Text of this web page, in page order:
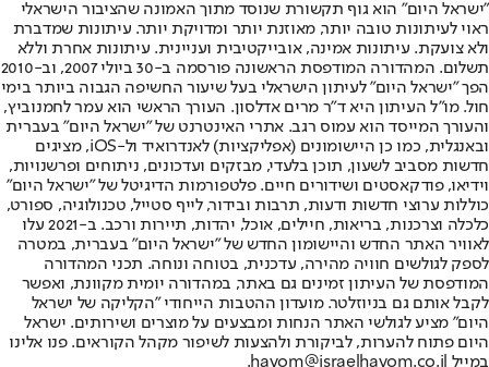
"ישראל היום" הוא גוף תקשורת שנוסד מתוך האמונה שהציבור הישראלי
ראוי לעיתונות טובה יותר, מאוזנת יותר ומדויקת יותר. עיתונות שמדברת
ולא צועקת. עיתונות אמינה, אובייקטיבית ועניינית. עיתונות אחרת וללא
תשלום. המהדורה המודפסת הראשונה פורסמה ב-30 ביולי 2007, וב-2010
הפך "ישראל היום" לעיתון הישראלי בעל שיעור החשיפה הגבוה ביותר בימי
חול. מו"ל העיתון היא ד"ר מרים אדלסון. העורך הראשי הוא עמר לחמנוביץ,
והעורך המייסד הוא עמוס רגב. אתרי האינטרנט של "ישראל היום" בעברית
ובאנגלית, כמו כן היישומונים (אפליקציות) לאנדרואיד ול-iOS, מציגים
חדשות מסביב לשעון, תוכן בלעדי, מבזקים ועדכונים, ניתוחים ופרשנויות,
וידיאו, פודקאסטים ושידורים חיים. פלטפורמות הדיגיטל של "ישראל היום"
כוללות ערוצי חדשות ודעות, תרבות ובידור, לייף סטייל, טכנולוגיה, ספורט,
כלכלה וצרכנות, בריאות, חיילים, אוכל, יהדות, תיירות ורכב. ב-2021 עלו
לאוויר האתר החדש והיישומון החדש של "ישראל היום" בעברית, במטרה
לספק לגולשים חוויה מהירה, עדכנית, בטוחה ונוחה. תכני המהדורה
המודפסת של העיתון זמינים גם באתר, במהדורה יומית מקוונת, ואפשר
לקבל אותם גם בניוזלטר. מועדון ההטבות הייחודי "הקליקה של ישראל
היום" מציע לגולשי האתר הנחות ומבצעים על מוצרים ושירותים. ישראל
היום פתוח להערות, לביקורת ולהצעות לשיפור מקהל הקוראים. פנו אלינו
במייל hayom@israelhayom.co.il.